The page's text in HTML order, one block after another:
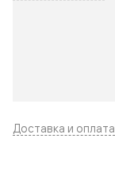
Доставка и оплата